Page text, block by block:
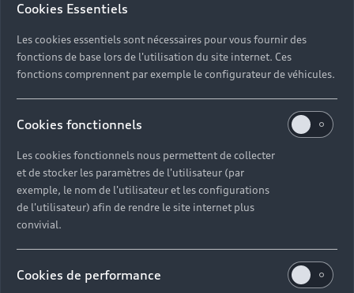
Cookies Essentiels
Les cookies essentiels sont nécessaires pour vous fournir des
fonctions de base lors de l'utilisation du site internet. Ces
fonctions comprennent par exemple le configurateur de véhicules.
Cookies fonctionnels
Les cookies fonctionnels nous permettent de collecter
et de stocker les paramètres de l'utilisateur (par
exemple, le nom de l'utilisateur et les configurations
de l'utilisateur) afin de rendre le site internet plus
convivial.
Cookies de performance